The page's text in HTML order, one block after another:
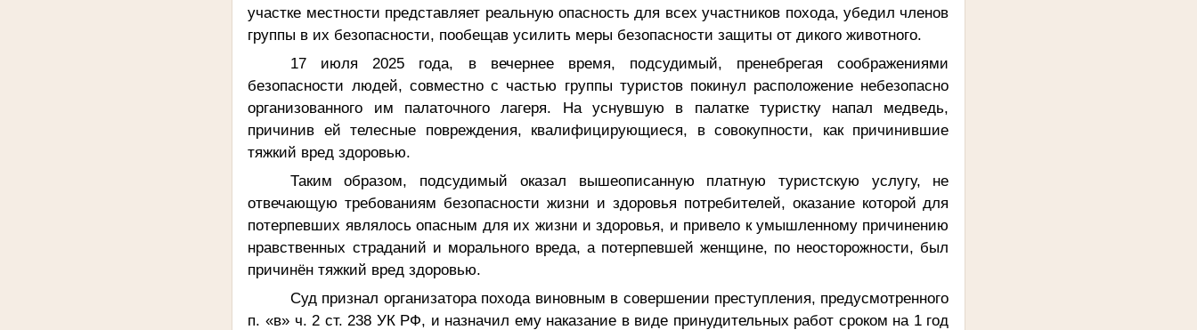
участке местности представляет реальную опасность для всех участников похода, убедил членов
группы в их безопасности, пообещав усилить меры безопасности защиты от дикого животного.
17 июля 2025 года, в вечернее время, подсудимый, пренебрегая соображениями
безопасности людей, совместно с частью группы туристов покинул расположение небезопасно
организованного им палаточного лагеря. На уснувшую в палатке туристку напал медведь,
причинив ей телесные повреждения, квалифицирующиеся, в совокупности, как причинившие
тяжкий вред здоровью.
Таким образом, подсудимый оказал вышеописанную платную туристскую услугу, не
отвечающую требованиям безопасности жизни и здоровья потребителей, оказание которой для
потерпевших являлось опасным для их жизни и здоровья, и привело к умышленному причинению
нравственных страданий и морального вреда, а потерпевшей женщине, по неосторожности, был
причинён тяжкий вред здоровью.
Суд признал организатора похода виновным в совершении преступления, предусмотренного
п. «в» ч. 2 ст. 238 УК РФ, и назначил ему наказание в виде принудительных работ сроком на 1 год